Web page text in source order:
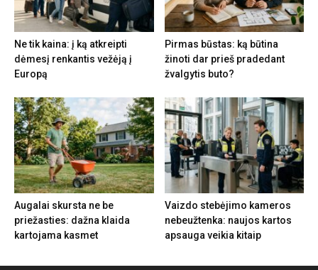
Ne tik kaina: į ką atkreipti
dėmesį renkantis vežėją į
Europą
Pirmas būstas: ką būtina
žinoti dar prieš pradedant
žvalgytis buto?
Augalai skursta ne be
priežasties: dažna klaida
kartojama kasmet
Vaizdo stebėjimo kameros
nebeužtenka: naujos kartos
apsauga veikia kitaip